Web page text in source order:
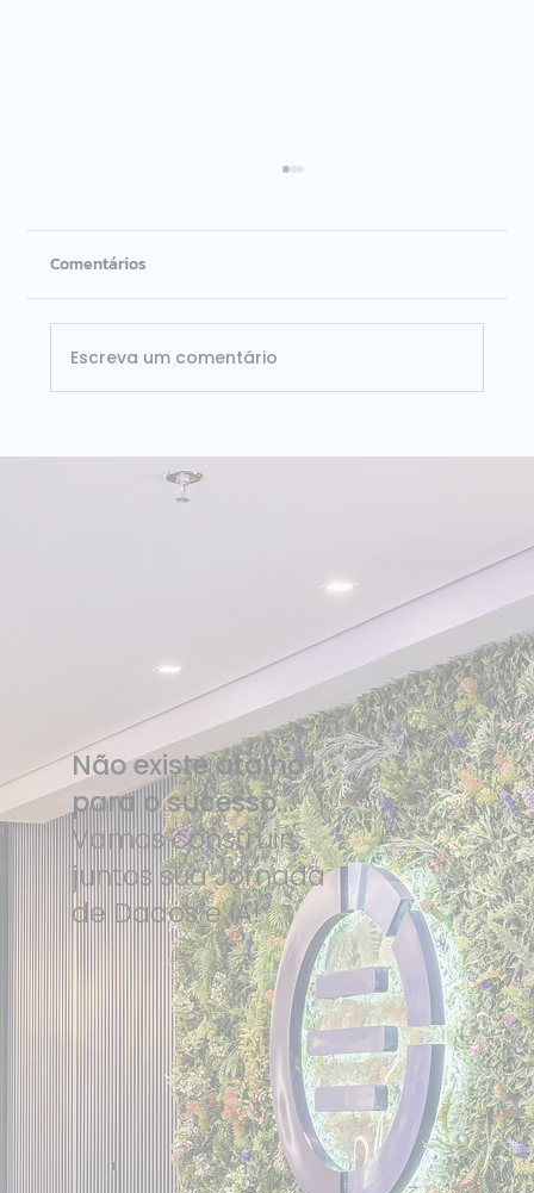
ISG Provider Lens Databricks Brasil 2026:
Dataside é líder nos dois quadrantes
avaliados
Comentários
Escreva um comentário
Não existe atalho
para o sucesso...
Vamos construir
juntos sua Jornada
de Dados e IA!